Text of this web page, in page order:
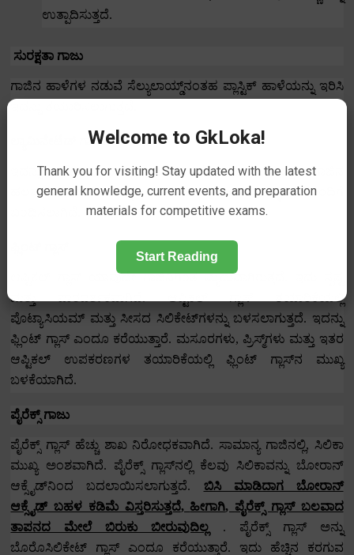
ಉತ್ಪಾದಿಸುತ್ತದೆ.
ಸುರಕ್ಷತಾ ಗಾಜು
ಗಾಜಿನ ಹಾಳೆಗಳ ನಡುವೆ ಸೆಲ್ಯುಲಾಯ್ಡ್‌ನಂತಹ ಪ್ಲಾಸ್ಟಿಕ್ ಹಾಳೆಯನ್ನು ಇರಿಸಿ
ಲ್ಯಾಮಿನೇಟೆಡ್ ಗಾಜು
ಇದನ್ನು ಬುಲೆಟ್ ಪ್ರೂಫ್ ಗ್ಲಾಸ್ ಎಂದೂ ಕರೆಯಬಹುದು. ಸುರಕ್ಷತಾ ಗಾಜಿನ
ಹಲವಾರು ಪದರಗಳನ್ನು ಪಾರದರ್ಶಕ ಅಂಟಿಕೊಳ್ಳುವಿಕೆಯೊಂದಿಗೆ
ಆಪ್ಟಿಕಲ್ ಗ್ಲಾಸ್ ಯಾವುದೇ ಗಾಜಿನಿಗಿಂತ ಮೃದುವಾಗಿರುತ್ತದೆ.
ಮತ್ತು ಪಾರದರ್ಶಕವಾಗಿದೆ.
ಆಪ್ಟಿಕಲ್ ಗ್ಲಾಸ್ ತಯಾರಿಕೆಯಲ್ಲಿ
ಪೊಟ್ಯಾಸಿಯಮ್ ಮತ್ತು ಸೀಸದ ಸಿಲಿಕೇಟ್‌ಗಳನ್ನು ಬಳಸಲಾಗುತ್ತದೆ. ಇದನ್ನು
ಫ್ಲಿಂಟ್ ಗ್ಲಾಸ್ ಎಂದೂ ಕರೆಯುತ್ತಾರೆ. ಮಸೂರಗಳು, ಪ್ರಿಸ್ಮ್‌ಗಳು ಮತ್ತು ಇತರ
ಆಪ್ಟಿಕಲ್ ಉಪಕರಣಗಳ ತಯಾರಿಕೆಯಲ್ಲಿ ಫ್ಲಿಂಟ್ ಗ್ಲಾಸ್‌ನ ಮುಖ್ಯ
ಬಳಕೆಯಾಗಿದೆ.
ಪೈರೆಕ್ಸ್ ಗಾಜು
ಪೈರೆಕ್ಸ್ ಗ್ಲಾಸ್ ಹೆಚ್ಚು ಶಾಖ ನಿರೋಧಕವಾಗಿದೆ. ಸಾಮಾನ್ಯ ಗಾಜಿನಲ್ಲಿ, ಸಿಲಿಕಾ
ಮುಖ್ಯ ಅಂಶವಾಗಿದೆ.
ಪೈರೆಕ್ಸ್ ಗ್ಲಾಸ್‌ನಲ್ಲಿ ಕೆಲವು ಸಿಲಿಕಾವನ್ನು ಬೋರಾನ್
ಆಕ್ಸೈಡ್‌ನಿಂದ ಬದಲಾಯಿಸಲಾಗುತ್ತದೆ.
ಬಿಸಿ ಮಾಡಿದಾಗ ಬೋರಾನ್
ಆಕ್ಸೈಡ್ ಬಹಳ ಕಡಿಮೆ ವಿಸ್ತರಿಸುತ್ತದೆ, ಹೀಗಾಗಿ, ಪೈರೆಕ್ಸ್ ಗ್ಲಾಸ್ ಬಲವಾದ
ತಾಪನದ ಮೇಲೆ ಬಿರುಕು ಬೀರುವುದಿಲ್ಲ
.
ಪೈರೆಕ್ಸ್ ಗ್ಲಾಸ್ ಅನ್ನು
ಬೊರೊಸಿಲಿಕೇಟ್ ಗ್ಲಾಸ್ ಎಂದೂ ಕರೆಯುತ್ತಾರೆ.
ಇದು ಹೆಚ್ಚಿನ ಕರಗುವ
Welcome to GkLoka!
Thank you for visiting! Stay updated with the latest
general knowledge, current events, and preparation
materials for competitive exams.
Start Reading